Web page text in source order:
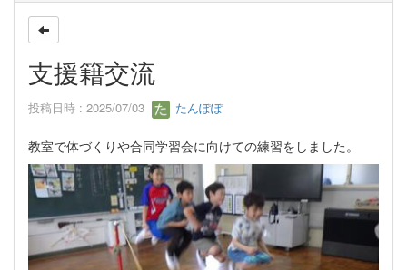
支援籍交流
投稿日時 : 2025/07/03 たんぽぽ
教室で体づくりや合同学習会に向けての練習をしました。